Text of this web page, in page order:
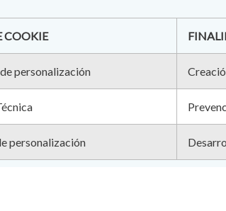
COOKIE
personalización
personalización